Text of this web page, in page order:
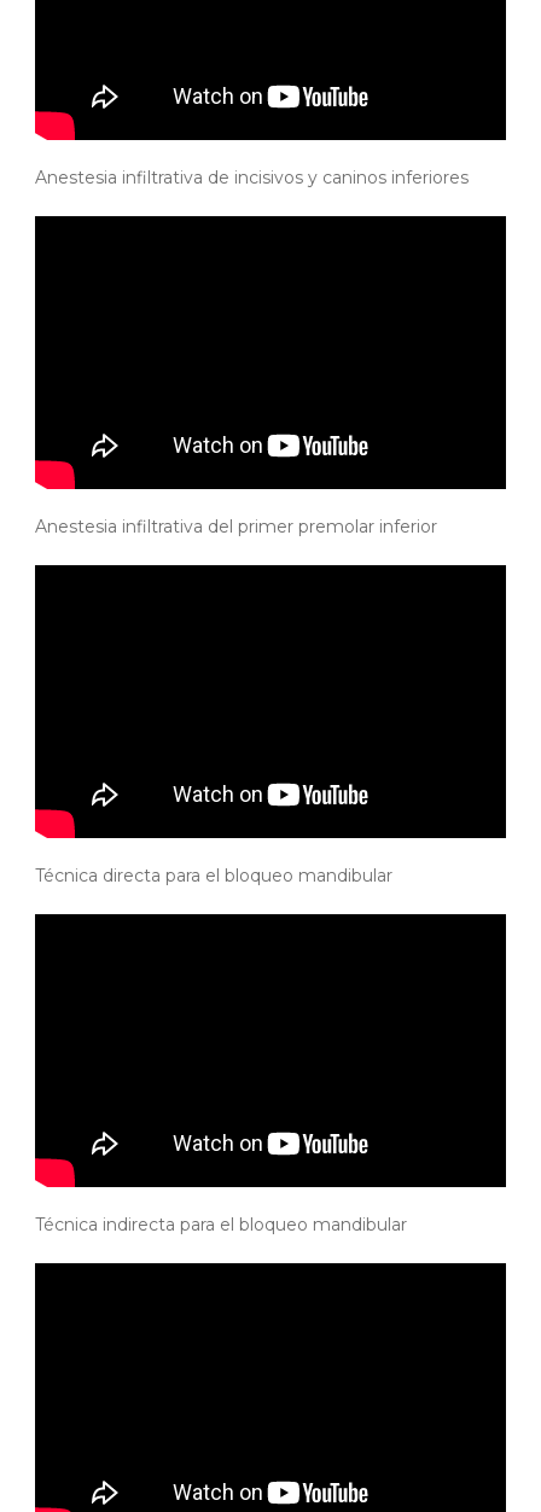
Anestesia infiltrativa de incisivos y caninos inferiores
Anestesia infiltrativa del primer premolar inferior
Técnica directa para el bloqueo mandibular
Técnica indirecta para el bloqueo mandibular